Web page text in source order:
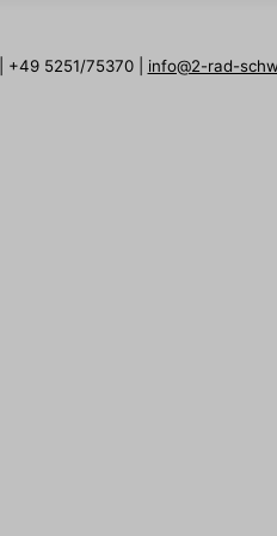
| +49 5251/75370 | info@2-rad-